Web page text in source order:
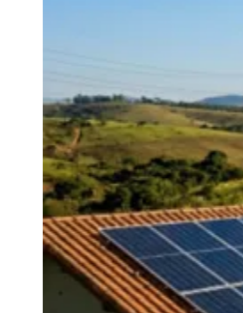
Anuncie no Portal
Guia de Empresas
Divulgar VagasNovo
Publicidade Legal
Negócios Regionais
Turismo
Segurança Regional
Hospitais Estaduais
Parques & Represas
Cidades da Região
Santana de ParnaíbaOsascoCarapicuíba
do Bom Jesus
AraçariguamaCajamar